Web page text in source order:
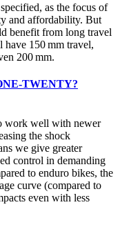
as the focus of
and affordability. But
benefit from long travel
150 mm travel,
200 mm.
TWENTY?
work well with newer
the shock
we give greater
control in demanding
to enduro bikes, the
curve (compared to
even with less